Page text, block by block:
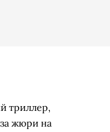
триллер,
жюри на